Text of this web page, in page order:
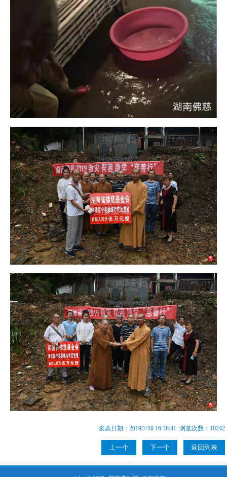
发表日期：2019/7/10 16:38:41 浏览次数：10242
上一个 下一个 返回列表